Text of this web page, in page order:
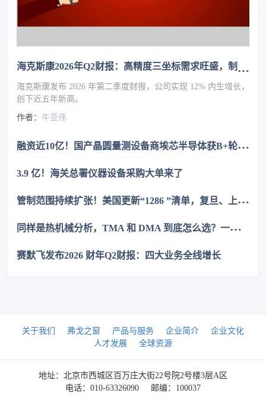
海克斯康2026年Q2财报：高精度三坐标需求旺盛，制造智能业务增长13%
海克斯康发布 2026 年第二季度财报，公司实现 12% 内生增长，
创下近五年新高。
作者： 牛亚伟
融
资近10亿！国产晶圆量测设备商埃芯半导体获B+轮融资
3.9 亿！海关总署仪器设备采购大单来了
管
制范围持续扩张！美国更新“1286 ”清单，复旦、上交等上榜
同
样是热机械分析，TMA 和 DMA 到底怎么选？一次讲清
赛默飞发布2026 财年Q2财报：四大业务全线增长
关于我们 弗戈之窗 产品与服务 企业简介
企业文化
人才发展
全球资源
地址：北京市西城区百万庄大街22号院2号楼3层A区
电话：010-63326090
邮编：100037